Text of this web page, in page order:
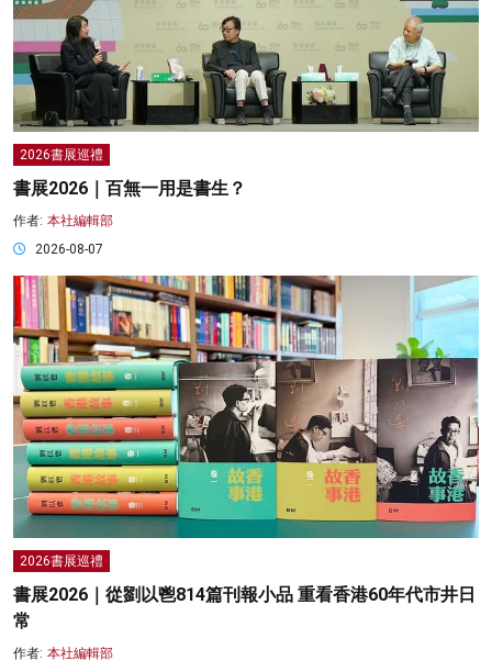
2026書展巡禮
書展2026｜百無一用是書生？
作者: 本社編輯部
2026-08-07
2026書展巡禮
書展2026｜從劉以鬯814篇刊報小品 重看香港60年代市井日
常
作者: 本社編輯部